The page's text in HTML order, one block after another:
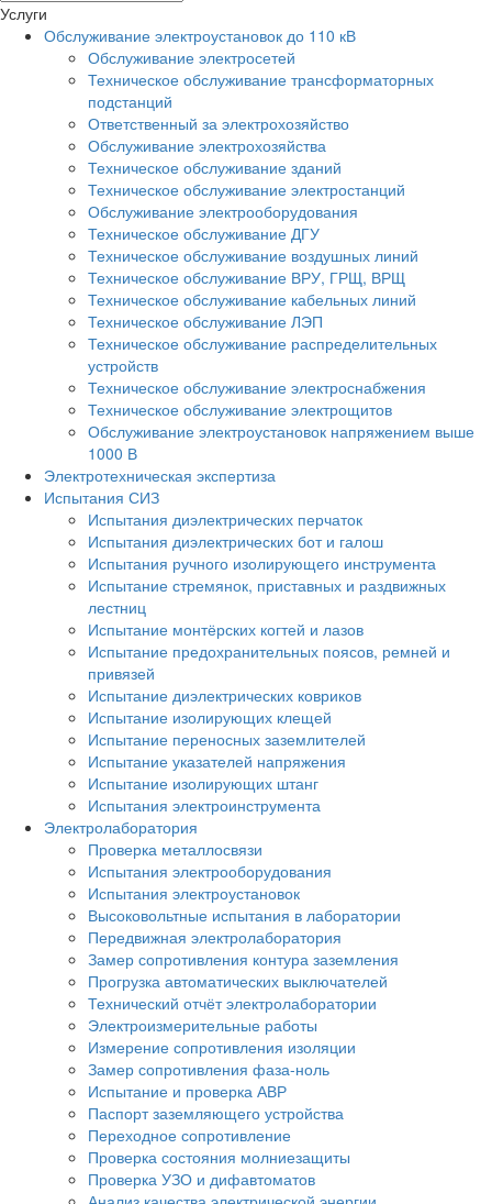
Услуги
Обслуживание электроустановок до 110 кВ
Обслуживание электросетей
Техническое обслуживание трансформаторных
подстанций
Ответственный за электрохозяйство
Обслуживание электрохозяйства
Техническое обслуживание зданий
Техническое обслуживание электростанций
Обслуживание электрооборудования
Техническое обслуживание ДГУ
Техническое обслуживание воздушных линий
Техническое обслуживание ВРУ, ГРЩ, ВРЩ
Техническое обслуживание кабельных линий
Техническое обслуживание ЛЭП
Техническое обслуживание распределительных
устройств
Техническое обслуживание электроснабжения
Техническое обслуживание электрощитов
Обслуживание электроустановок напряжением выше
1000 В
Электротехническая экспертиза
Испытания СИЗ
Испытания диэлектрических перчаток
Испытания диэлектрических бот и галош
Испытания ручного изолирующего инструмента
Испытание стремянок, приставных и раздвижных
лестниц
Испытание монтёрских когтей и лазов
Испытание предохранительных поясов, ремней и
привязей
Испытание диэлектрических ковриков
Испытание изолирующих клещей
Испытание переносных заземлителей
Испытание указателей напряжения
Испытание изолирующих штанг
Испытания электроинструмента
Электролаборатория
Проверка металлосвязи
Испытания электрооборудования
Испытания электроустановок
Высоковольтные испытания в лаборатории
Передвижная электролаборатория
Замер сопротивления контура заземления
Прогрузка автоматических выключателей
Технический отчёт электролаборатории
Электроизмерительные работы
Измерение сопротивления изоляции
Замер сопротивления фаза-ноль
Испытание и проверка АВР
Паспорт заземляющего устройства
Переходное сопротивление
Проверка состояния молниезащиты
Проверка УЗО и дифавтоматов